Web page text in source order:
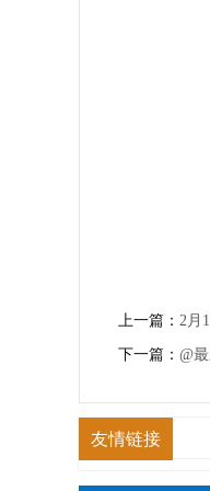
上一篇： 2月
下一篇： @
友情链接